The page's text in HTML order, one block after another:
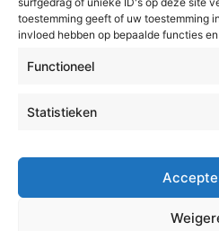
toestemming geeft of uw toestemming
invloed hebben op bepaalde functies
Functioneel
Statistieken
Leudal
Maasgouw
Echt-Susteren
Roermond
Radio & TV